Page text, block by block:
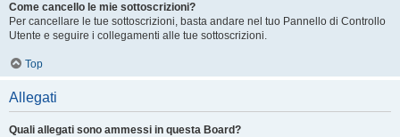
Come cancello le mie sottoscrizioni?
Per cancellare le tue sottoscrizioni, basta andare nel tuo Pannello di Controllo
Utente e seguire i collegamenti alle tue sottoscrizioni.
Top
Allegati
Quali allegati sono ammessi in questa Board?